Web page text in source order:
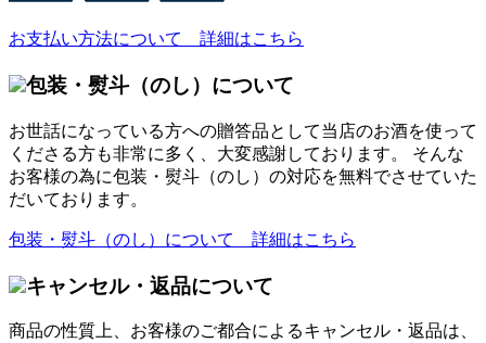
お支払い方法について 詳細はこちら
包装・熨斗（のし）について
お世話になっている方への贈答品として当店のお酒を使って
くださる方も非常に多く、大変感謝しております。 そんな
お客様の為に包装・熨斗（のし）の対応を無料でさせていた
だいております。
包装・熨斗（のし）について 詳細はこちら
キャンセル・返品について
商品の性質上、お客様のご都合によるキャンセル・返品は、